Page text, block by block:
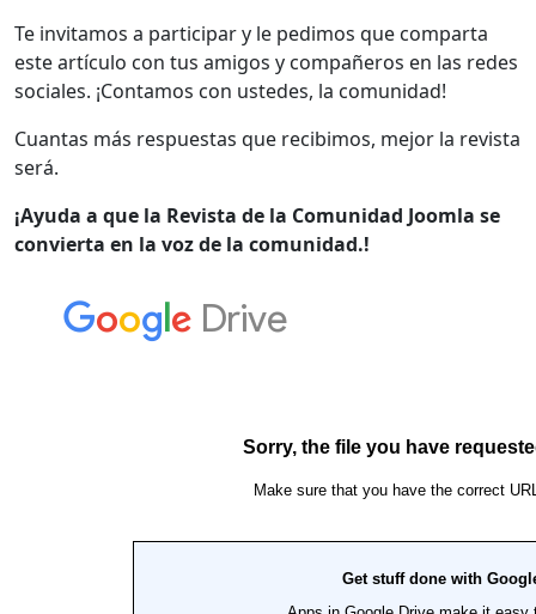
Te invitamos a participar y le pedimos que comparta
este artículo con tus amigos y compañeros en las redes
sociales. ¡Contamos con ustedes, la comunidad!
Cuantas más respuestas que recibimos, mejor la revista
será.
¡Ayuda a que la Revista de la Comunidad Joomla se
convierta en la voz de la comunidad.!